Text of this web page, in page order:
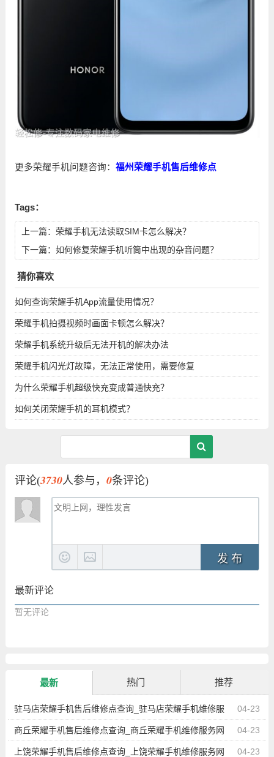
更多荣耀手机问题咨询： 福州荣耀手机售后维修点
Tags：
上一篇： 荣耀手机无法读取SIM卡怎么解决？
下一篇： 如何修复荣耀手机听筒中出现的杂音问题？
猜你喜欢
如何查询荣耀手机App流量使用情况？
荣耀手机拍摄视频时画面卡顿怎么解决？
荣耀手机系统升级后无法开机的解决办法
荣耀手机闪光灯故障，无法正常使用，需要修复
为什么荣耀手机超级快充变成普通快充？
如何关闭荣耀手机的耳机模式？
评论(3730人参与， 0条评论)
发 布
最新评论
暂无评论
最新 热门 推荐
04-23
驻马店荣耀手机售后维修点查询_驻马店荣耀手机维修服
务网点地址 04-23
商丘荣耀手机售后维修点查询_商丘荣耀手机维修服务网
点地址 04-23
上饶荣耀手机售后维修点查询_上饶荣耀手机维修服务网